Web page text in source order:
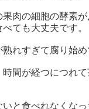
果肉の細胞の酵素
ても大丈夫です。
れすぎて腐り始め
間が経つにつれて
と食べれなくな